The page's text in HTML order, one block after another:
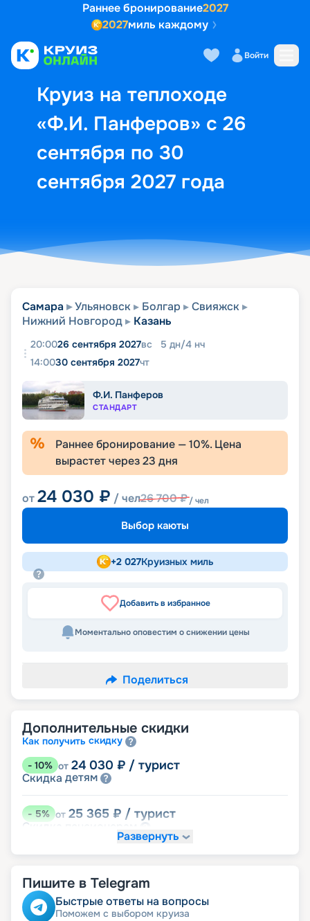
Раннее бронирование2027
2027миль каждому
Войти
Круиз на теплоходе
«Ф.И. Панферов» с 26
сентября по 30
сентября 2027 года
Выбор кают Маршрут и
Самара Ульяновск Болгар
Свияжск
Нижний Новгород
Казань
20:0026 сентября 2027вс 5 дн/4 нч
14:0030 сентября 2027чт
Ф.И. Панферов
СТАНДАРТ
Раннее бронирование —10%. Цена
вырастет через23 дня
от24 030 ₽ / чел26 700₽/ чел
Выбор каюты
+2 027Круизных миль
Добавить в избранное
Моментально оповестим о снижении цены
Поделиться
Дополнительные скидки
Как получить скидку
- 10% от 24 030 ₽ / турист
Скидка детям
-5% от 25 365 ₽ / турист
Скидка
Неполное размещение
Развернуть
Пишите в Telegram
Быстрые ответы на вопросы
Поможем с выбором круиза